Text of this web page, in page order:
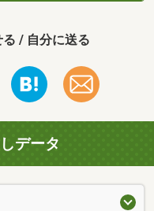
/ 自分に送る
データ